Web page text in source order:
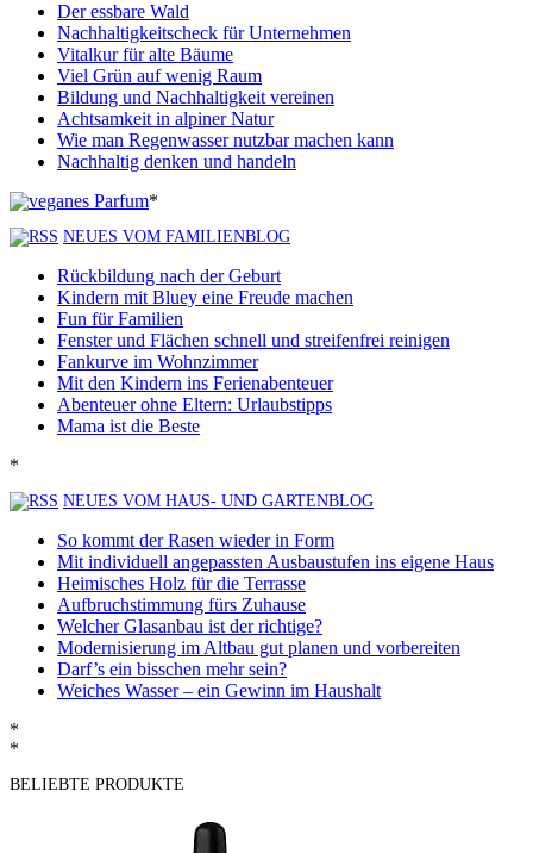
Der essbare Wald
Nachhaltigkeitscheck für Unternehmen
Vitalkur für alte Bäume
Viel Grün auf wenig Raum
Bildung und Nachhaltigkeit vereinen
Achtsamkeit in alpiner Natur
Wie man Regenwasser nutzbar machen kann
Nachhaltig denken und handeln
*
NEUES VOM FAMILIENBLOG
Rückbildung nach der Geburt
Kindern mit Bluey eine Freude machen
Fun für Familien
Fenster und Flächen schnell und streifenfrei reinigen
Fankurve im Wohnzimmer
Mit den Kindern ins Ferienabenteuer
Abenteuer ohne Eltern: Urlaubstipps
Mama ist die Beste
*
NEUES VOM HAUS- UND GARTENBLOG
So kommt der Rasen wieder in Form
Mit individuell angepassten Ausbaustufen ins eigene Haus
Heimisches Holz für die Terrasse
Aufbruchstimmung fürs Zuhause
Welcher Glasanbau ist der richtige?
Modernisierung im Altbau gut planen und vorbereiten
Darf’s ein bisschen mehr sein?
Weiches Wasser – ein Gewinn im Haushalt
*
*
BELIEBTE PRODUKTE